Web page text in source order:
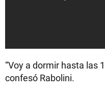
“Voy a dormir hasta las
confesó Rabolini.